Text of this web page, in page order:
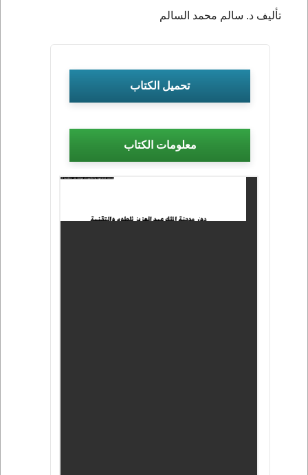
تأليف د. سالم محمد السالم
تحميل الكتاب
معلومات الكتاب